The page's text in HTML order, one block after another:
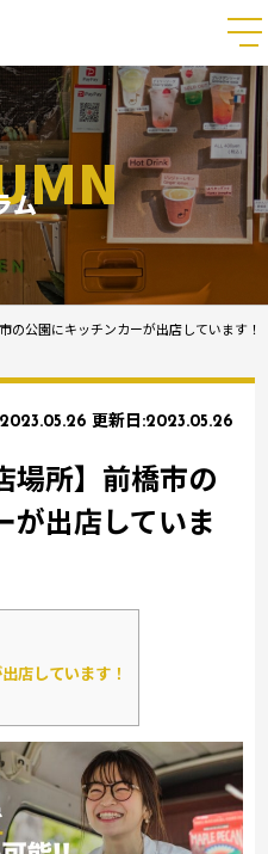
ム
の公園にキッチンカーが出店しています！
2023.05.26 更新日:2023.05.26
場所】前橋市の
が出店していま
店しています！